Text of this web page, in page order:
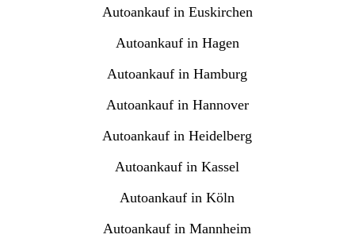
Autoankauf in Euskirchen
Autoankauf in Hagen
Autoankauf in Hamburg
Autoankauf in Hannover
Autoankauf in Heidelberg
Autoankauf in Kassel
Autoankauf in Köln
Autoankauf in Mannheim